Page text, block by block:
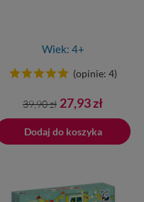
Wiek: 4+
(opinie: 4)
Cena
podstawowa
39,90 zł Cena
27,93 zł
Dodaj do koszyka